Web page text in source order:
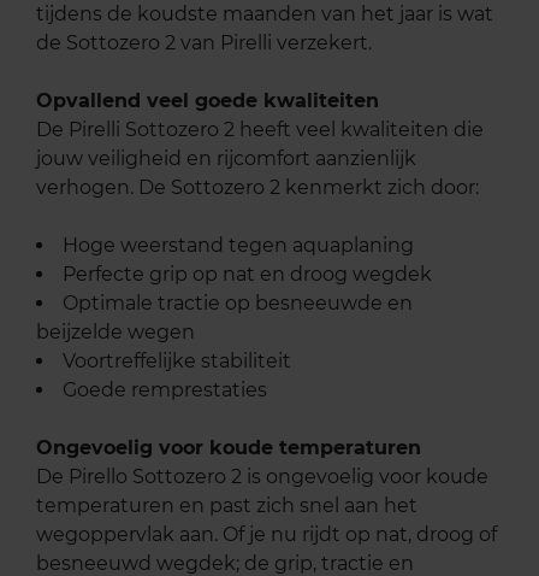
tijdens de koudste maanden van het jaar is wat
de Sottozero 2 van Pirelli verzekert.
Opvallend veel goede kwaliteiten
De Pirelli Sottozero 2 heeft veel kwaliteiten die
jouw veiligheid en rijcomfort aanzienlijk
verhogen. De Sottozero 2 kenmerkt zich door:
Hoge weerstand tegen aquaplaning
Perfecte grip op nat en droog wegdek
Optimale tractie op besneeuwde en
beijzelde wegen
Voortreffelijke stabiliteit
Goede remprestaties
Ongevoelig voor koude temperaturen
De Pirello Sottozero 2 is ongevoelig voor koude
temperaturen en past zich snel aan het
wegoppervlak aan. Of je nu rijdt op nat, droog of
besneeuwd wegdek; de grip, tractie en